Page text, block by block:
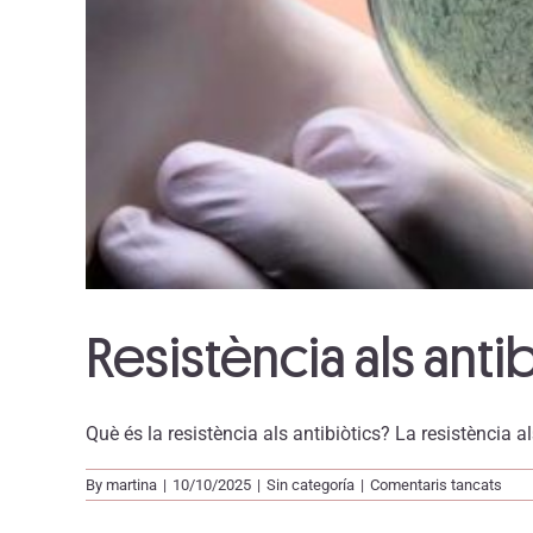
Resistència als
Què és la resistència als antibiòtics? La resistència
By martina | 10/10/2025 | Sin categoría | Comentaris tancats